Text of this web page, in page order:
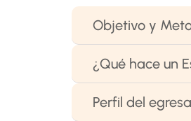
Objetivo y
¿Qué hace un
Perfil del